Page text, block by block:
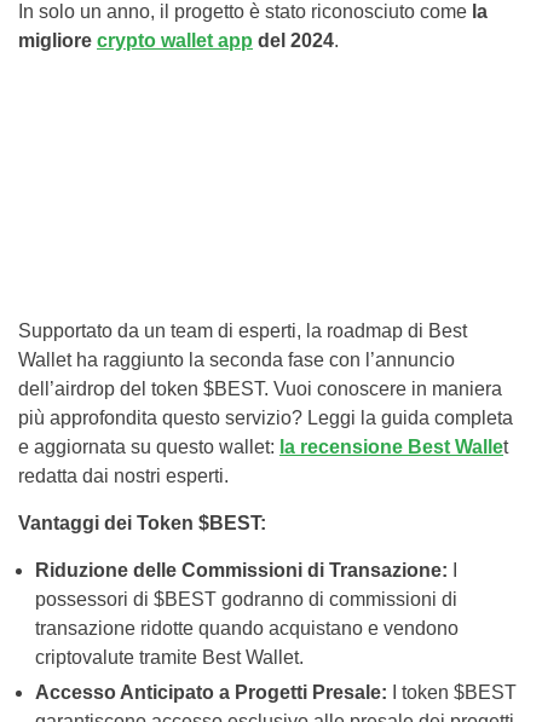
In solo un anno, il progetto è stato riconosciuto come la
migliore crypto wallet app del 2024.
Supportato da un team di esperti, la roadmap di Best
Wallet ha raggiunto la seconda fase con l’annuncio
dell’airdrop del token $BEST. Vuoi conoscere in maniera
più approfondita questo servizio? Leggi la guida completa
e aggiornata su questo wallet: la recensione Best Wallet
redatta dai nostri esperti.
Vantaggi dei Token $BEST:
Riduzione delle Commissioni di Transazione:
possessori di $BEST godranno di commissioni di
transazione ridotte quando acquistano e vendono
criptovalute tramite Best Wallet.
Accesso Anticipato a Progetti Presale: I token $BEST